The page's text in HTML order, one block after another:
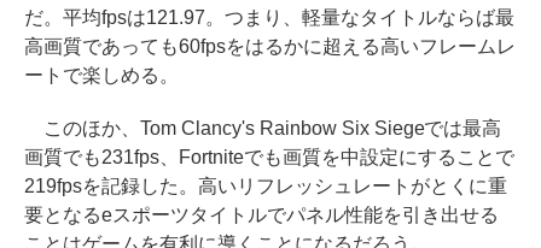
だ。平均fpsは121.97。つまり、軽量なタイトルならば最
高画質であっても60fpsをはるかに超える高いフレームレ
ートで楽しめる。
このほか、Tom Clancy's Rainbow Six Siegeでは最高
画質でも231fps、Fortniteでも画質を中設定にすることで
219fpsを記録した。高いリフレッシュレートがとくに重
要となるeスポーツタイトルでパネル性能を引き出せる
ことはゲームを有利に導くことになるだろう。